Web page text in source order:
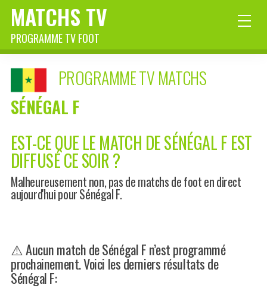
MATCHS TV
PROGRAMME TV FOOT
PROGRAMME TV MATCHS
SÉNÉGAL F
EST-CE QUE LE MATCH DE SÉNÉGAL F EST
DIFFUSÉ CE SOIR ?
Malheureusement non, pas de matchs de foot en direct
aujourd'hui pour Sénégal F.
⚠️ Aucun match de Sénégal F n’est programmé
prochainement. Voici les derniers résultats de
Sénégal F: